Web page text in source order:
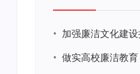
• 加强廉洁文化建
• 做实高校廉洁教育